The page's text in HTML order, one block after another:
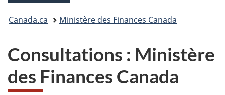
Vous
ici :
Canada.ca Ministère des Finances Canada
Consultations : Ministère
des Finances Canada